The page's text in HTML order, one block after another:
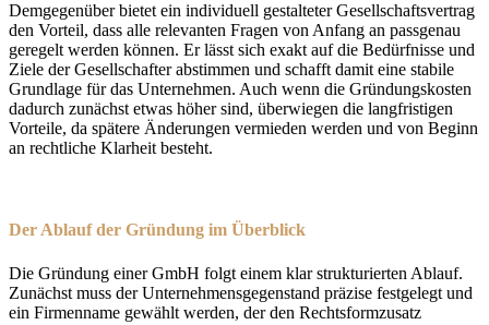
Demgegenüber bietet ein individuell gestalteter Gesellschaftsvertrag
den Vorteil, dass alle relevanten Fragen von Anfang an passgenau
geregelt werden können. Er lässt sich exakt auf die Bedürfnisse und
Ziele der Gesellschafter abstimmen und schafft damit eine stabile
Grundlage für das Unternehmen. Auch wenn die Gründungskosten
dadurch zunächst etwas höher sind, überwiegen die langfristigen
Vorteile, da spätere Änderungen vermieden werden und von Beginn
an rechtliche Klarheit besteht.
Der Ablauf der Gründung im Überblick
Die Gründung einer GmbH folgt einem klar strukturierten Ablauf.
Zunächst muss der Unternehmensgegenstand präzise festgelegt und
ein Firmenname gewählt werden, der den Rechtsformzusatz